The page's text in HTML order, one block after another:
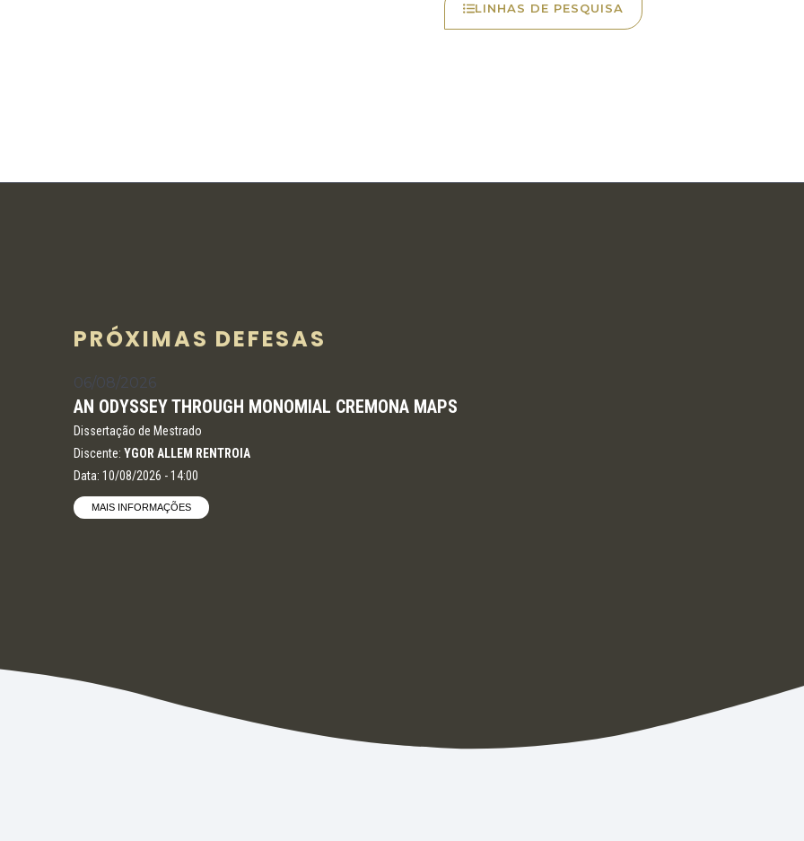
LINHAS DE PESQUISA
PRÓXIMAS DEFESAS
06/08/2026
AN ODYSSEY THROUGH MONOMIAL CREMONA MAPS
Dissertação de Mestrado
Discente: YGOR ALLEM RENTROIA
Data: 10/08/2026 - 14:00
MAIS INFORMAÇÕES